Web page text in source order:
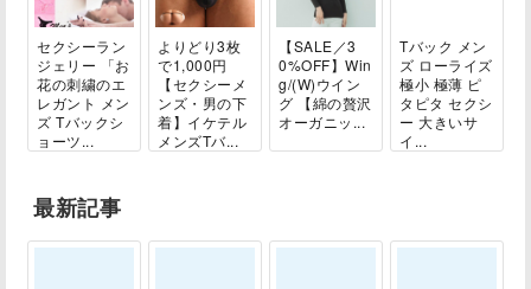
セクシーラン
ジェリー 「お
花の刺繍のエ
レガント メン
ズ Tバックシ
ョーツ...
よりどり3枚
で1,000円
【セクシーメ
ンズ・男の下
着】イケテル
メンズTバ...
【SALE／3
0%OFF】Win
g/(W)ウイン
グ 【綿の贅沢
オーガニッ...
Tバック メン
ズ ローライズ
極小 極薄 ピ
タピタ セクシ
ー 大きいサ
イ...
最新記事